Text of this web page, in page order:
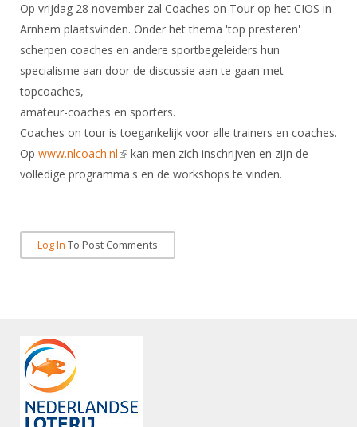
Evenement
Website
Gebruiksvoorwaarden
Handleiding
Historie
Ledencijfers
Sponsors en Partners
Organisatie
Bestuur
Commissies
Ereleden
Vacatures
Samenwerking
Formulieren
Lichtzwaardschermen
Wedstrijdsport
Ranglijsten
Reglementen
Materiaal
Rolstoelschermen
NK's
JPT
JEC
Veteranenwedstrijden
Oranje
DBT
FBT
SBT
Talentontwikkeling
Internationale Titeltoernooien
Spreekbeurtpakket
Ouders en vereniging
Jeugdkampen
Brassardsysteem
Voor coaches en leraren
Nieuws
Opleidingen
Nieuws
Scheidsrechterslijst
Scheidsrechter Documentatie
Forums
Schermforum
Nieuws
Zoek Vereniging
Contact
NK organiseren
Op vrijdag 28 november zal Coaches on Tour op het CIOS in
Arnhem plaatsvinden. Onder het thema 'top presteren'
scherpen coaches en andere sportbegeleiders hun
specialisme aan door de discussie aan te gaan met
topcoaches,
amateur-coaches en sporters.
Coaches on tour is toegankelijk voor alle trainers en coaches.
Op www.nlcoach.nl(link is external)
kan men zich inschrijven en zijn de
volledige programma's en de workshops te vinden.
Log In To Post Comments